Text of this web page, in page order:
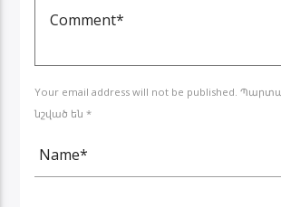
Your email address will not be published.
նշված են *